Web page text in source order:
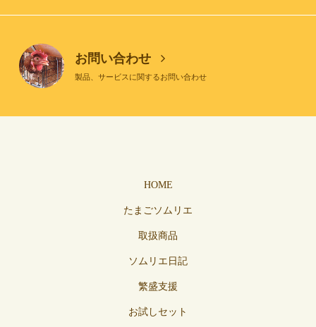
お問い合わせ
製品、サービスに関するお問い合わせ
HOME
たまごソムリエ
取扱商品
ソムリエ日記
繁盛支援
お試しセット